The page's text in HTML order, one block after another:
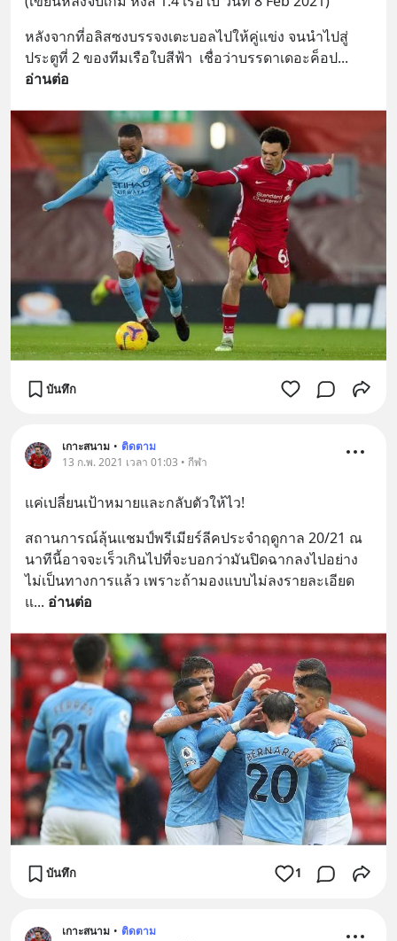
หลังจากที่อลิสซงบรรจงเตะบอลไปให้คู่แข่ง จนนำไปสู่
ประตูที่ 2 ของทีมเรือใบสีฟ้า  เชื่อว่าบรรดาเดอะค็อป
อ่านต่อ
บันทึก
เกาะสนาม • ติดตาม
13 ก.พ. 2021 เวลา 01:03 • กีฬา
แค่เปลี่ยนเป้าหมายและกลับตัวให้ไว!
สถานการณ์ลุ้นแชมป์พรีเมียร์ลีคประจำฤดูกาล 20/21 ณ
นาทีนี้อาจจะเร็วเกินไปที่จะบอกว่ามันปิดฉากลงไปอย่าง
ไม่เป็นทางการแล้ว เพราะถ้ามองแบบไม่ลงรายละเอียด
แ... อ่านต่อ
บันทึก 1
เกาะสนาม • ติดตาม